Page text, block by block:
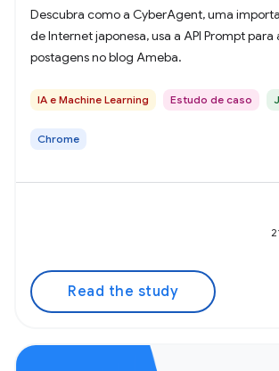
Descubra como a CyberAgent, uma
de Internet japonesa, usa a API Prompt para
postagens no blog Ameba.
IA e Machine Learning Estudo de caso
Chrome
Read the study